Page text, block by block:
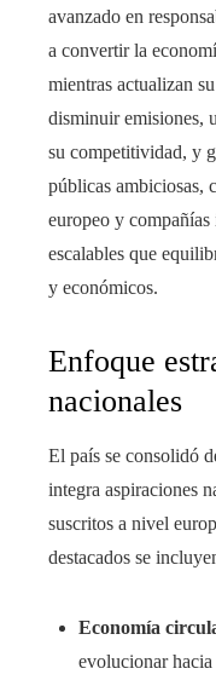
avanzado en
a convertir la
mientras actualizan
disminuir emisiones,
su competitividad, y
públicas ambiciosas,
europeo y
escalables que
y económicos.
Enfoque
nacionales
El país se consolidó
integra aspiraciones
suscritos a nivel
destacados se
Economía
evolucionar